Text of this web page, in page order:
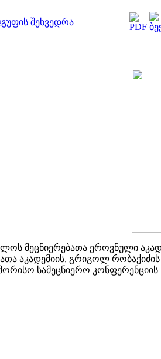
შეხვედრა
მეცნიერებათა ეროვნული
აკადემიის, გრიგოლ
სამეცნიერო კონფერენციის